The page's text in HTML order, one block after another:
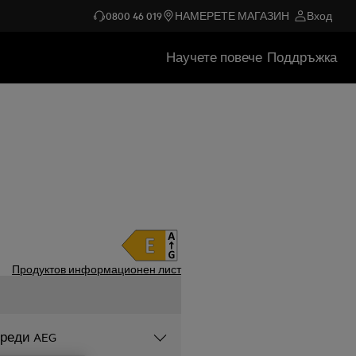
0800 46 019 НАМЕРЕТЕ МАГАЗИН Вход
Научете повече Поддръжка
Продуктов информационен лист
AEG